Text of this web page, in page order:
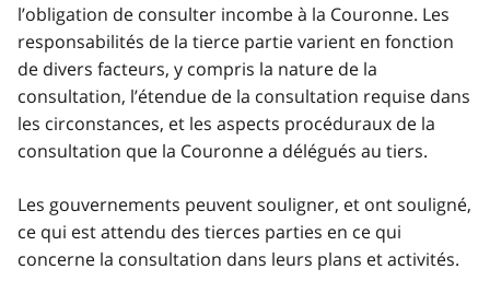
l’obligation de consulter incombe à la Couronne. Les
responsabilités de la tierce partie varient en fonction
de divers facteurs, y compris la nature de la
consultation, l’étendue de la consultation requise dans
les circonstances, et les aspects procéduraux de la
consultation que la Couronne a délégués au tiers.
Les gouvernements peuvent souligner, et ont souligné,
ce qui est attendu des tierces parties en ce qui
concerne la consultation dans leurs plans et activités.